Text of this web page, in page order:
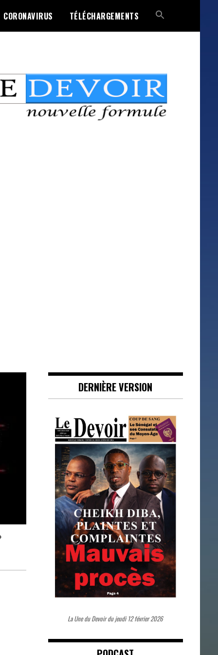
CORONAVIRUS TÉLÉCHARGEMENTS
DERNIÈRE VERSION
La Une du Devoir du jeudi 12 février 2026